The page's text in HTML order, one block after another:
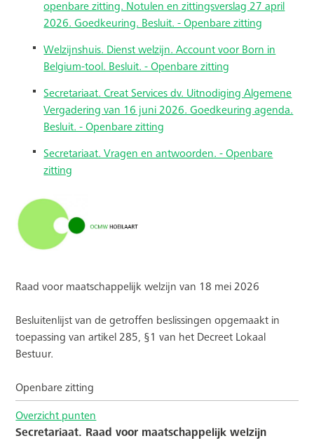
openbare zitting. Notulen en zittingsverslag 27 april
2026. Goedkeuring. Besluit. - Openbare zitting
Welzijnshuis. Dienst welzijn. Account voor Born in
Belgium-tool. Besluit. - Openbare zitting
Secretariaat. Creat Services dv. Uitnodiging Algemene
Vergadering van 16 juni 2026. Goedkeuring agenda.
Besluit. - Openbare zitting
Secretariaat. Vragen en antwoorden. - Openbare
zitting
Raad voor maatschappelijk welzijn van 18 mei 2026
Besluitenlijst van de getroffen beslissingen opgemaakt in
toepassing van artikel 285, §1 van het Decreet Lokaal
Bestuur.
Openbare zitting
Overzicht punten
Secretariaat. Raad voor maatschappelijk welzijn